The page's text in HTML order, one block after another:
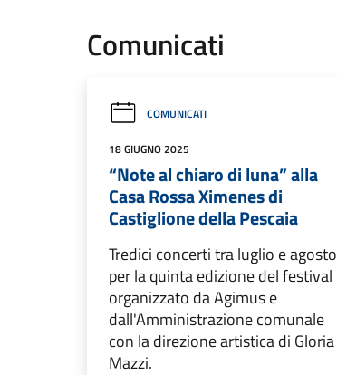
Comunicati
COMUNICATI
18 GIUGNO 2025
“Note al chiaro di luna” alla
Casa Rossa Ximenes di
Castiglione della Pescaia
Tredici concerti tra luglio e agosto
per la quinta edizione del festival
organizzato da Agimus e
dall'Amministrazione comunale
con la direzione artistica di Gloria
Mazzi.